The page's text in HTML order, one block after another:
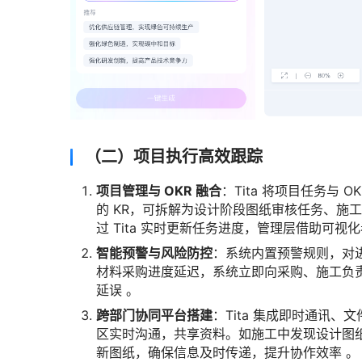
（二）项目执行高效跟踪
项目管理与 OKR 融合：Tita 将项目任务与
的 KR，可拆解为设计阶段图纸审核任务、施
过 Tita 实时更新任务进度，管理层借助可视
智能预警与风险防控：系统内置预警规则，
材料采购进度延迟，系统立即向采购、施工
延误 。
跨部门协同平台搭建：Tita 集成即时通讯、
区实时沟通，共享资料。如施工中发现设计
新图纸，确保信息及时传递，提升协作效率 。